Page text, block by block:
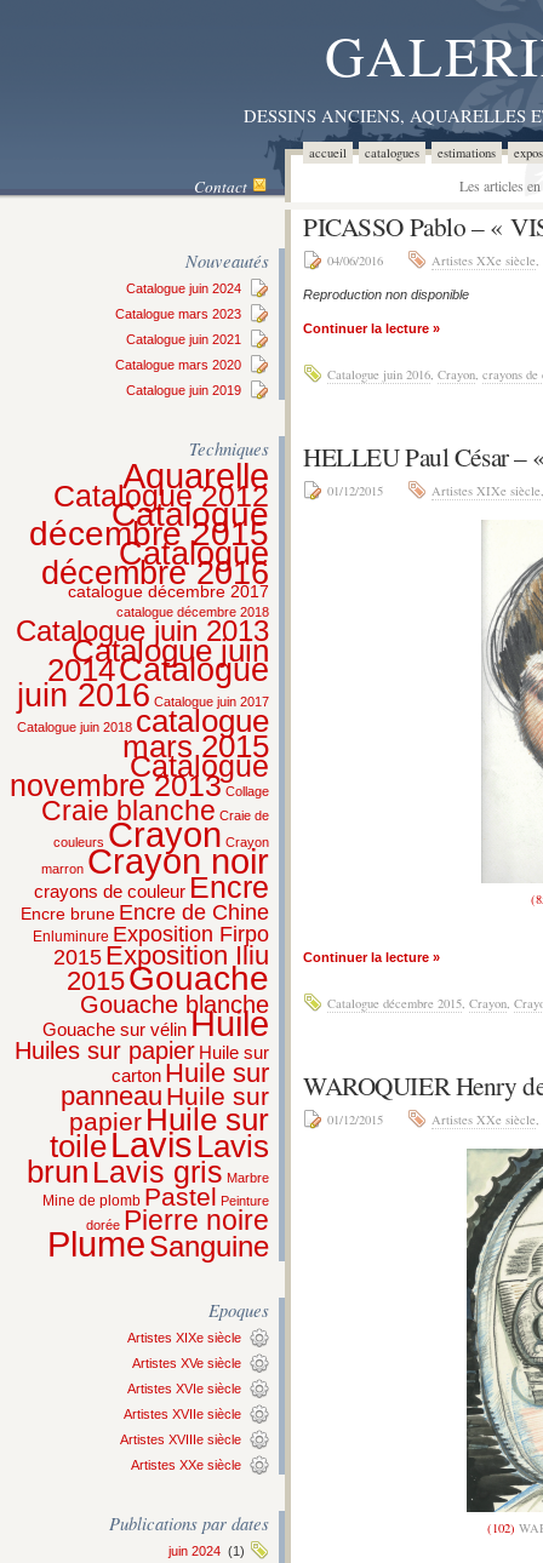
DESSINS ANCIENS,
accueil catalogues estimations
Contact Les articles
Nouveautés
Catalogue juin 2024
Catalogue mars 2023
Catalogue juin 2021
Catalogue mars 2020
Catalogue juin 2019
Techniques
Aquarelle
Catalogue 2012
Catalogue
décembre 2015
Catalogue
décembre 2016
catalogue décembre 2017
catalogue décembre 2018
Catalogue juin 2013
Catalogue juin
2014Catalogue
juin 2016 Catalogue juin 2017
Catalogue juin 2018 catalogue
mars 2015
Catalogue
novembre 2013 Collage
Craie blanche Craie de
couleurs Crayon Crayon
marron Crayon noir
crayons de couleur Encre
Encre brune Encre de Chine
Enluminure Exposition Firpo
2015 Exposition Iliu
2015Gouache
Gouache blanche
Gouache sur vélinHuile
Huiles sur papier Huile sur
carton Huile sur
panneau Huile sur
papier Huile sur
toileLavis Lavis
brun Lavis gris Marbre
Mine de plomb Pastel Peinture
dorée Pierre noire
PlumeSanguine
Epoques
Artistes XIXe siècle
Artistes XVe siècle
Artistes XVIe siècle
Artistes XVIIe siècle
Artistes XVIIIe siècle
Artistes XXe siècle
Publications par dates
juin 2024 (1)
PICASSO Pablo – «
04/06/2016 Artistes XXe siècle,
Reproduction non disponible
Continuer la lecture »
Catalogue juin 2016, Crayon, crayons de
HELLEU Paul César
01/12/2015 Artistes XIXe siècle
Continuer la lecture »
Catalogue décembre 2015, Crayon,
WAROQUIER Henry
01/12/2015 Artistes XXe siècle,
(102)